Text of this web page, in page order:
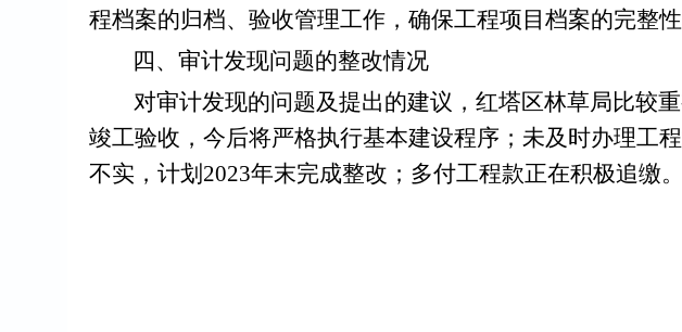
程档案的归档、验收管理工作，确保工程项目档案的完整性
四、 审计发现问题的整改情况
对审计发现的问题及提出的建议， 红塔区林草局比较
竣工验收，今后将严格执行基本建设程序；未及时办理工
不实，计划 2023年末完成整改；多付工程款正在积极追缴